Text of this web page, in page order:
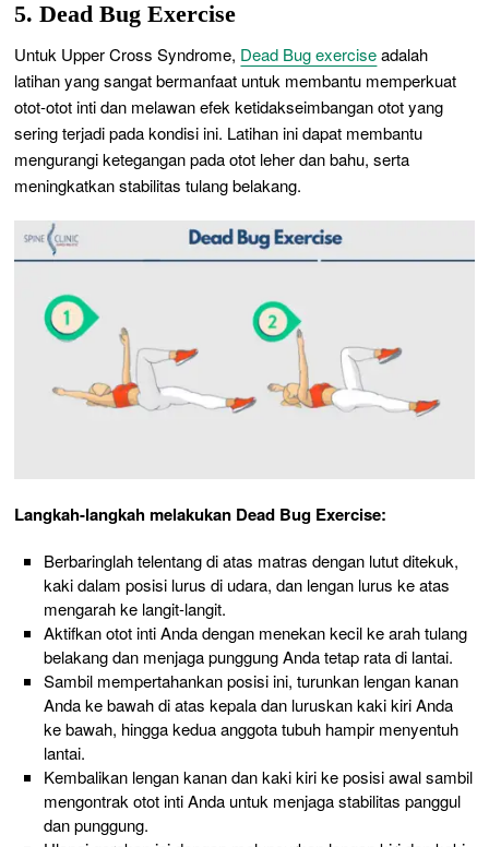
5. Dead Bug Exercise
Untuk Upper Cross Syndrome, Dead Bug exerciseadalah
latihan yang sangat bermanfaat untuk membantu memperkuat
otot-otot inti dan melawan efek ketidakseimbangan otot yang
sering terjadi pada kondisi ini. Latihan ini dapat membantu
mengurangi ketegangan pada otot leher dan bahu, serta
meningkatkan stabilitas tulang belakang.
Langkah-langkah melakukan Dead Bug Exercise:
Berbaringlah telentang di atas matras dengan lutut ditekuk,
kaki dalam posisi lurus di udara, dan lengan lurus ke atas
mengarah ke langit-langit.
Aktifkan otot inti Anda dengan menekan kecil ke arah tulang
belakang dan menjaga punggung Anda tetap rata di lantai.
Sambil mempertahankan posisi ini, turunkan lengan kanan
Anda ke bawah di atas kepala dan luruskan kaki kiri Anda
ke bawah, hingga kedua anggota tubuh hampir menyentuh
lantai.
Kembalikan lengan kanan dan kaki kiri ke posisi awal sambil
mengontrak otot inti Anda untuk menjaga stabilitas panggul
dan punggung.